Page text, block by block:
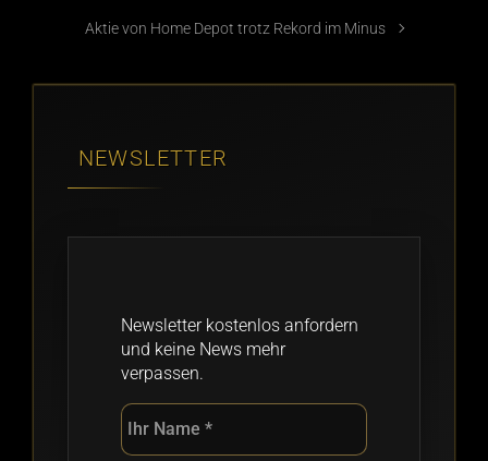
Aktie von Home Depot trotz Rekord im Minus
NEWSLETTER
Newsletter kostenlos anfordern
und keine News mehr
verpassen.